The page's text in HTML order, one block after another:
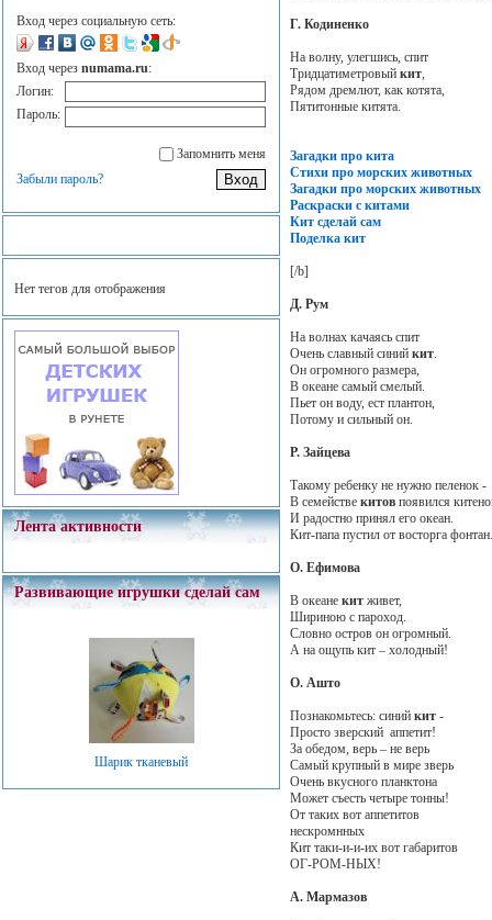
Вход через социальную сеть:
Вход через numama.ru:
Логин:
Пароль:
Запомнить меня
Забыли пароль?
Нет тегов для отображения
Лента активности
Развивающие игрушки сделай сам
Шарик тканевый
Г. Кодиненко
На волну, улегшись, спит
Тридцатиметровый кит,
Рядом дремлют, как котята,
Пятитонные китята.
Загадки про кита
Стихи про морских животных
Загадки про морских животных
Раскраски с китами
Кит сделай сам
Поделка кит
[/b]
Д. Рум
На волнах качаясь спит
Очень славный синий кит.
Он огромного размера,
В океане самый смелый.
Пьет он воду, ест плантон,
Потому и сильный он.
Р. Зайцева
Такому ребенку не нужно пеленок -
В семействе китовпоявился
И радостно принял его океан.
Кит-папа пустил от восторга фонтан.
О. Ефимова
В океане китживет,
Шириною с пароход.
Словно остров он огромный.
А на ощупь кит – холодный!
О. Ашто
Познакомьтесь: синий кит-
Просто зверский аппетит!
За обедом, верь – не верь
Самый крупный в мире зверь
Очень вкусного планктона
Может съесть четыре тонны!
От таких вот аппетитов
нескромнных
Кит таки-и-и-их вот габаритов
ОГ-РОМ-НЫХ!
А. Мармазов